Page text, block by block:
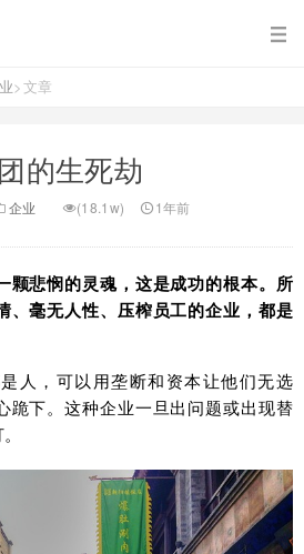
>文章
的生死劫
企业 (18.1w) 1年前
颗悲悯的灵魂，这是成功的根本。所
、毫无人性、压榨员工的企业，都是
人，可以用垄断和资本让他们无选
跪下。这种企业一旦出问题或出现替